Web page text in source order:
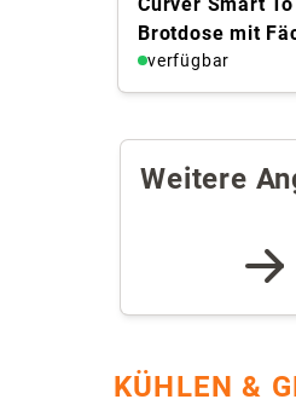
Brotdose mit
Lunchbox
rund 1.6L grün
verfügbar
Weitere
KÜHLEN &